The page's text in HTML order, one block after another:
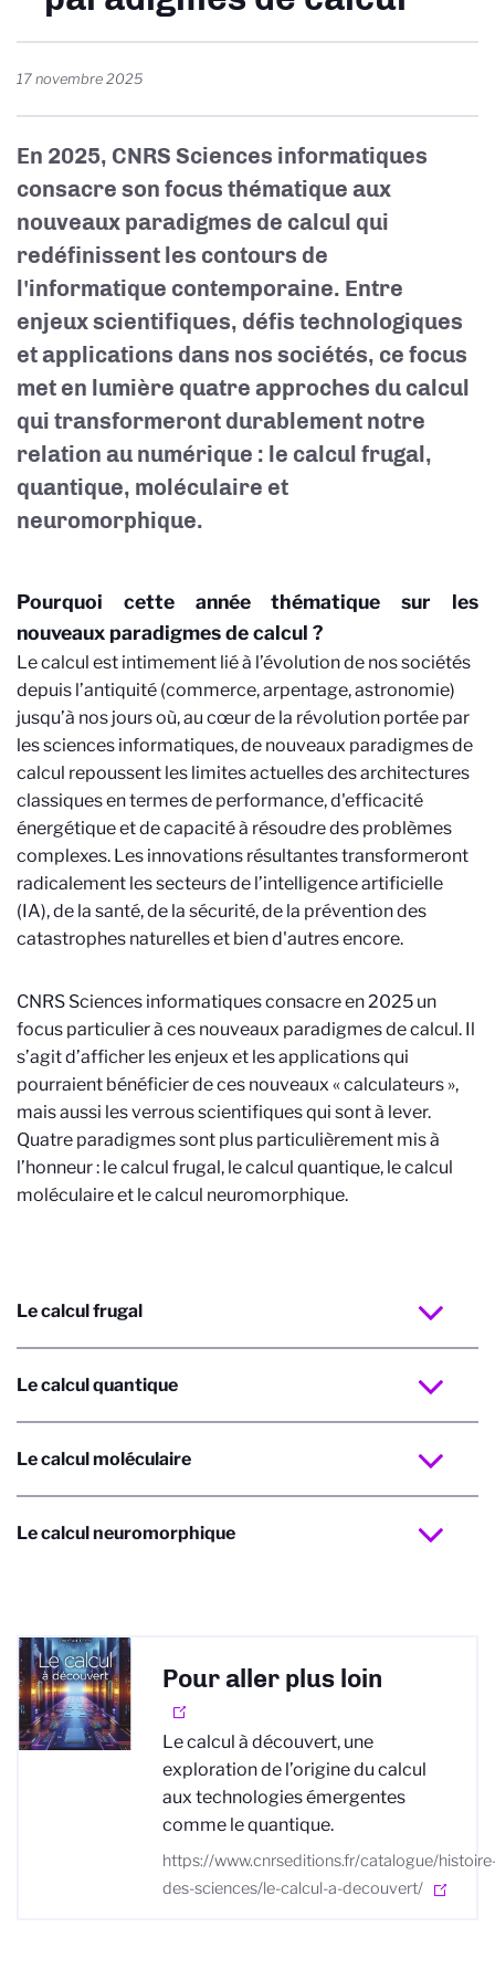
17 novembre 2025
En 2025, CNRS Sciences informatiques
consacre son focus thématique aux
nouveaux paradigmes de calcul qui
redéfinissent les contours de
l'informatique contemporaine. Entre
enjeux scientifiques, défis technologiques
et applications dans nos sociétés, ce focus
met en lumière quatre approches du calcul
qui transformeront durablement notre
relation au numérique : le calcul frugal,
quantique, moléculaire et
neuromorphique.
Pourquoi cette année thématique sur les
nouveaux paradigmes de calcul ?
Le calcul est intimement lié à l’évolution de nos sociétés
depuis l’antiquité (commerce, arpentage, astronomie)
jusqu’à nos jours où, au cœur de la révolution portée par
lessciences informatiques, de nouveaux paradigmes de
calcul repoussent les limites actuelles des architectures
classiques en termes de performance, d'efficacité
énergétique et de capacité à résoudre des problèmes
complexes. Les innovations résultantes transformeront
radicalement les secteurs de l’intelligence artificielle
(IA), de la santé, de la sécurité, de la prévention des
catastrophes naturelles et bien d'autres encore.
CNRS Sciences informatiques consacre en 2025 un
focus particulier à ces nouveaux paradigmes de calcul. Il
s’agit d’afficher les enjeux et les applications qui
pourraient bénéficier de ces nouveaux « calculateurs »,
mais aussi les verrous scientifiques qui sont à lever.
Quatre paradigmes sont plus particulièrement mis à
l’honneur : le calcul frugal, le calcul quantique, le calcul
moléculaire et le calcul neuromorphique.
Le calcul frugal
Le calcul quantique
Le calcul moléculaire
Le calcul neuromorphique
Pour aller plus loin
Le calcul à découvert, une
exploration de l’origine du calcul
aux technologies émergentes
comme le quantique.
https://www.cnrseditions.fr/catalogue/
des-sciences/le-calcul-a-decouvert/